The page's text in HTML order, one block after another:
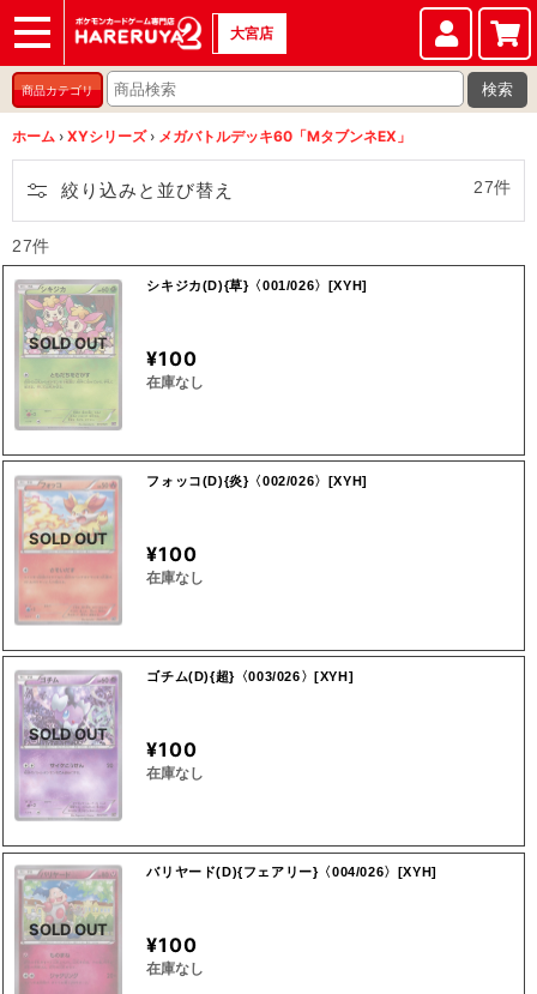
ショップ
店頭買取
店舗
イベント
大宮店
商品カテゴリ 検索
ホーム › XYシリーズ › メガバトルデッキ60「MタブンネEX」
絞り込みと並び替え 27件
27件
SOLD OUT
シキジカ(D){草}〈001/026〉[XYH]
¥100
在庫なし
SOLD OUT
フォッコ(D){炎}〈002/026〉[XYH]
¥100
在庫なし
SOLD OUT
ゴチム(D){超}〈003/026〉[XYH]
¥100
在庫なし
SOLD OUT
バリヤード(D){フェアリー}〈004/026〉[XYH]
¥100
在庫なし